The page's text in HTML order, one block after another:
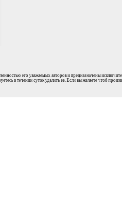
его уважаемых авторов и предназначены
в течении суток удалить ее. Если вы желаете чтоб